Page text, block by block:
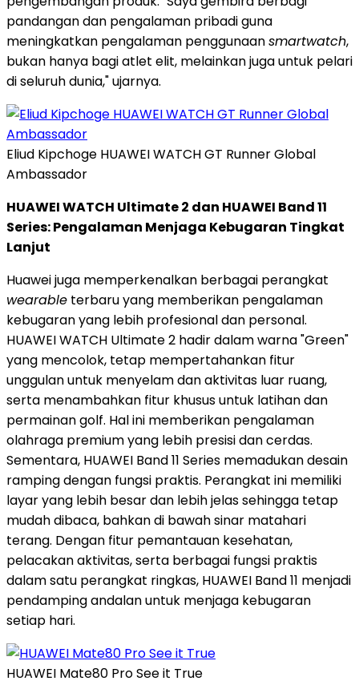
pandangan dan pengalaman pribadi guna
meningkatkan pengalaman penggunaansmartwatch,
bukan hanya bagi atlet elit, melainkan juga untuk pelari
di seluruh dunia," ujarnya.
Eliud Kipchoge HUAWEI WATCH GT Runner Global
Ambassador
HUAWEI WATCH Ultimate 2 dan HUAWEI Band 11
Series: Pengalaman Menjaga Kebugaran Tingkat
Lanjut
Huawei juga memperkenalkan berbagai perangkat
wearable terbaru yang memberikan pengalaman
kebugaran yang lebih profesional dan personal.
HUAWEI WATCH Ultimate 2 hadir dalam warna "Green"
yang mencolok, tetap mempertahankan fitur
unggulan untuk menyelam dan aktivitas luar ruang,
serta menambahkan fitur khusus untuk latihan dan
permainan golf. Hal ini memberikan pengalaman
olahraga premium yang lebih presisi dan cerdas.
Sementara, HUAWEI Band 11 Series memadukan desain
ramping dengan fungsi praktis. Perangkat ini memiliki
layar yang lebih besar dan lebih jelas sehingga tetap
mudah dibaca, bahkan di bawah sinar matahari
terang. Dengan fitur pemantauan kesehatan,
pelacakan aktivitas, serta berbagai fungsi praktis
dalam satu perangkat ringkas, HUAWEI Band 11 menjadi
pendamping andalan untuk menjaga kebugaran
setiap hari.
HUAWEI Mate80 Pro See it True